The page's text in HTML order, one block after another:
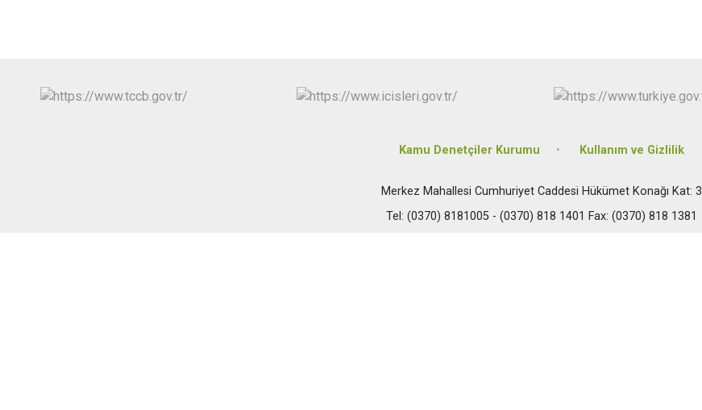
Kamu Denetçiler Kurumu Kullanım ve Gizlilik
Merkez Mahallesi Cumhuriyet Caddesi Hükümet Konağı Kat: 3
Tel: (0370) 8181005 - (0370) 818 1401 Fax: (0370) 818 1381